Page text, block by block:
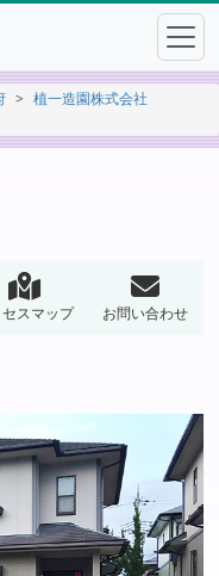
植一造園株式会社
スマップ お問い合わせ